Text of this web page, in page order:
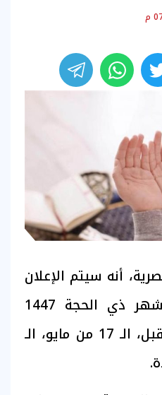
أنه سيتم الإعلان
عن موعد أول أيام شهر ذي الحجة 1447
هجرية، يوم الأحد المقبل، الـ 17 من مايو، الـ